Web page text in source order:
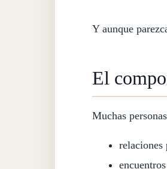
Y aunque
El
Muchas
relaciones